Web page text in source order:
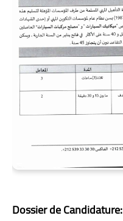
Dossier de Candidature: